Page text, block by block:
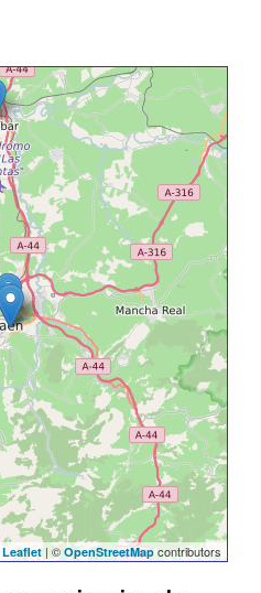
Leaflet | © OpenStreetMap contributors